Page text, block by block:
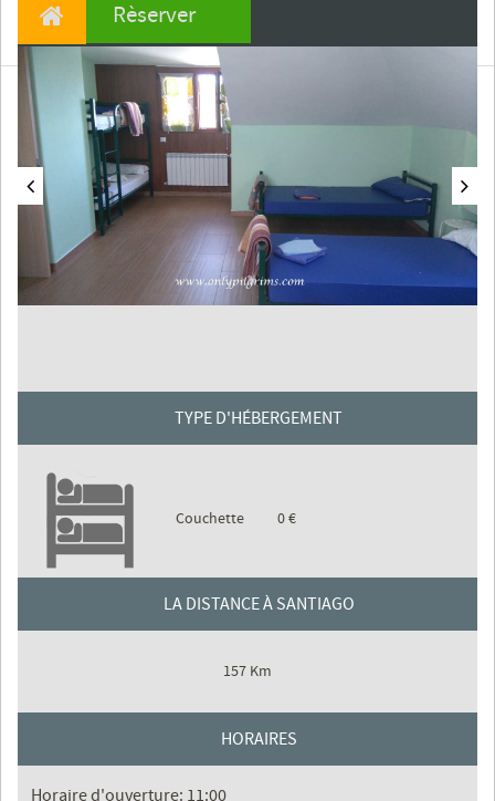
Rèserver
León
TYPE D'HÉBERGEMENT
Couchette 0 €
LA DISTANCE À SANTIAGO
157 Km
HORAIRES
Horaire d'ouverture: 11:00